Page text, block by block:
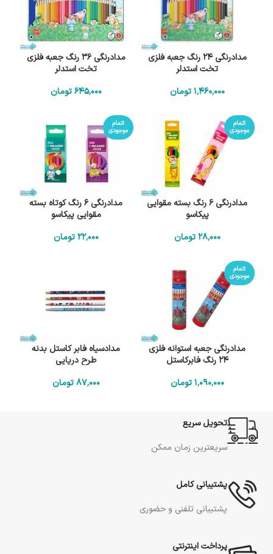
مدادرنگی 24 رنگ جعبه فلزی
تخت استدلر
1٬460٬000 تومان
مدادرنگی 36 رنگ جعبه فلزی
تخت استدلر
645٬000 تومان
اتمام
موجودی
مدادرنگی 6 رنگ بسته مقوایی
پیکاسو
28٬000 تومان
اتمام
موجودی
مدادرنگی 6 رنگ کوتاه بسته
مقوایی پیکاسو
22٬000 تومان
اتمام
موجودی
مدادرنگی جعبه استوانه فلزی
24 رنگ فابرکاستل
1٬090٬000 تومان
مدادسیاه فابر کاستل بدنه
طرح دریایی
87٬000 تومان
تحویل سریع
سریعترین زمان ممکن
پشتیبانی کامل
پشتیبانی تلفنی و حضوری
پرداخت اینترنتی